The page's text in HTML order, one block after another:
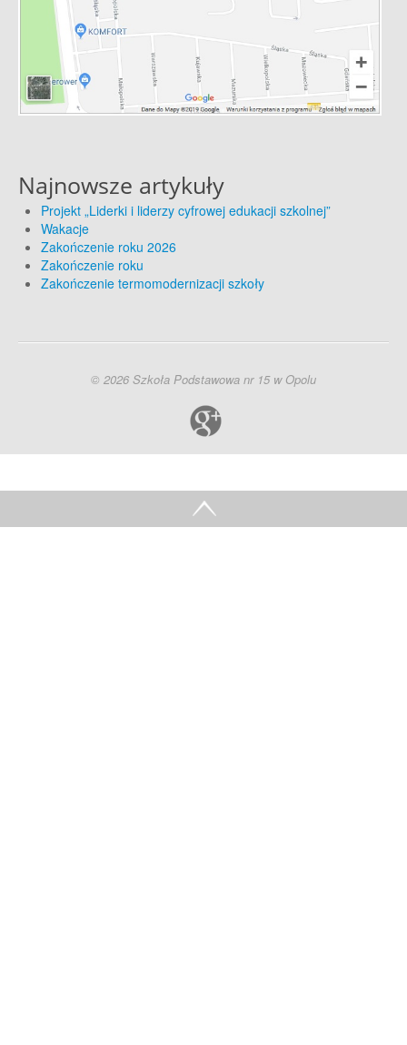
Najnowsze artykuły
Projekt „Liderki i liderzy cyfrowej edukacji szkolnej”
Wakacje
Zakończenie roku 2026
Zakończenie roku
Zakończenie termomodernizacji szkoły
© 2026 Szkoła Podstawowa nr 15 w Opolu